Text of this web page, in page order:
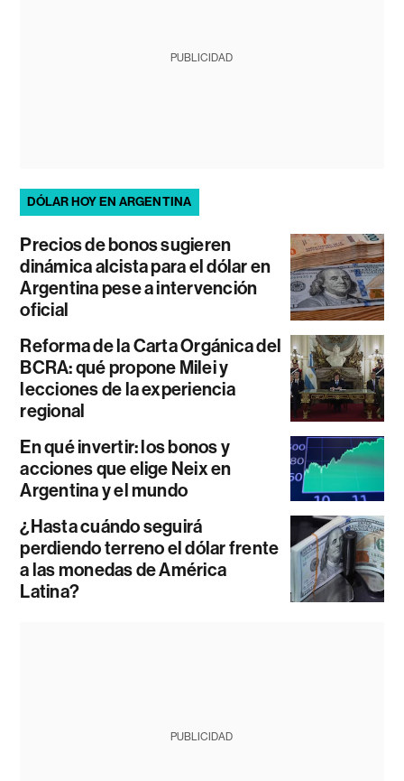
PUBLICIDAD
DÓLAR HOY EN ARGENTINA
Precios de bonos sugieren
dinámica alcista para el dólar en
Argentina pese a intervención
oficial
Reforma de la Carta Orgánica del
BCRA: qué propone Milei y
lecciones de la experiencia
regional
En qué invertir: los bonos y
acciones que elige Neix en
Argentina y el mundo
¿Hasta cuándo seguirá
perdiendo terreno el dólar frente
a las monedas de América
Latina?
PUBLICIDAD